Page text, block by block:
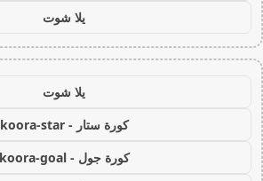
يلا شوت
يلا شوت
كورة ستار - koora-star
كورة جول - koora-goal